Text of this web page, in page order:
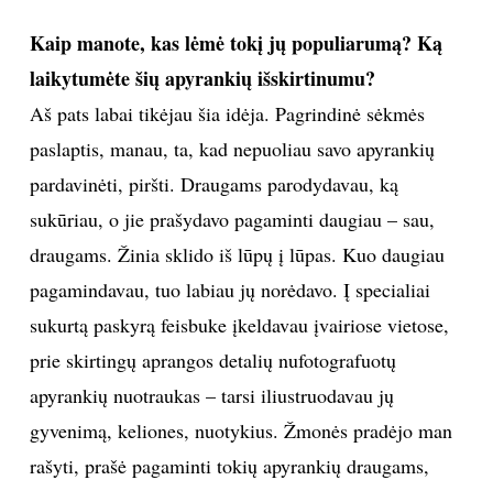
VIRTUVĖ
RECEPTAI
VAIKAI
NELAIMĖS
KONTAKTAI
PRIVATUMO POLITIKA
Sekite mus:
Kaip manote, kas lėmė tokį jų populiarumą? Ką
laikytumėte šių apyrankių išskirtinumu?
Aš pats labai tikėjau šia idėja. Pagrindinė sėkmės
paslaptis, manau, ta, kad nepuoliau savo apyrankių
pardavinėti, piršti. Draugams parodydavau, ką
sukūriau, o jie prašydavo pagaminti daugiau – sau,
draugams. Žinia sklido iš lūpų į lūpas. Kuo daugiau
pagamindavau, tuo labiau jų norėdavo. Į specialiai
sukurtą paskyrą feisbuke įkeldavau įvairiose vietose,
prie skirtingų aprangos detalių nufotografuotų
apyrankių nuotraukas – tarsi iliustruodavau jų
gyvenimą, keliones, nuotykius. Žmonės pradėjo man
rašyti, prašė pagaminti tokių apyrankių draugams,